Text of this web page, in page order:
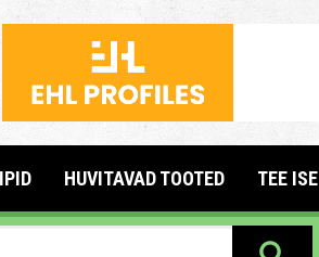
HUVITAVAD TOOTED TEE ISE